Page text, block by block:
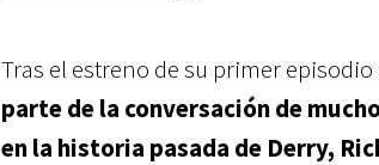
Tras el estreno de su primer episodio
parte de la conversación de
en la historia pasada de Derry,